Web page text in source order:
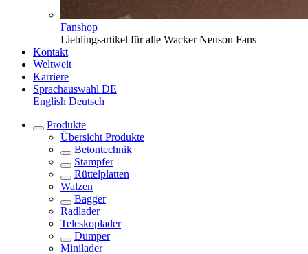
Fanshop
Lieblingsartikel für alle Wacker Neuson Fans
Kontakt
Weltweit
Karriere
Sprachauswahl DE
English Deutsch
Produkte
Übersicht Produkte
Betontechnik
Stampfer
Rüttelplatten
Walzen
Bagger
Radlader
Teleskoplader
Dumper
Minilader